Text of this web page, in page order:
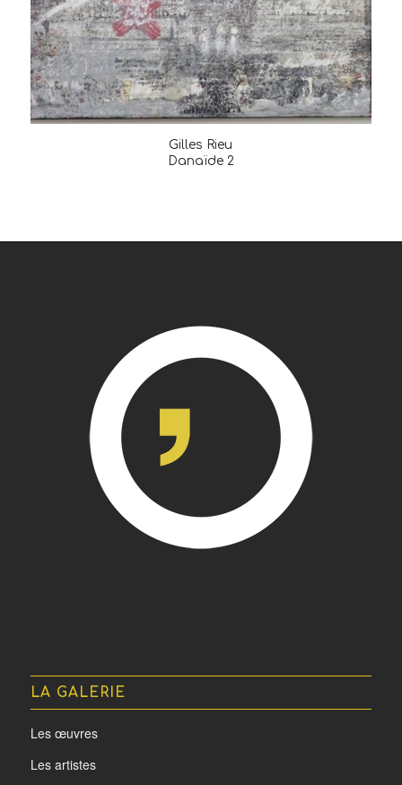
Gilles Rieu
Danaïde 2
LA GALERIE
Les œuvres
Les artistes